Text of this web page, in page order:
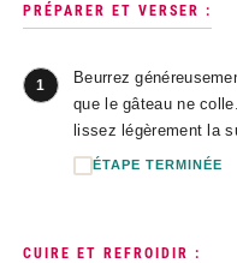
PRÉPARER ET VERSER :
1
Beurrez
que le gâteau ne
lissez légèrement la
ÉTAPE TERMINÉE
CUIRE ET REFROIDIR :